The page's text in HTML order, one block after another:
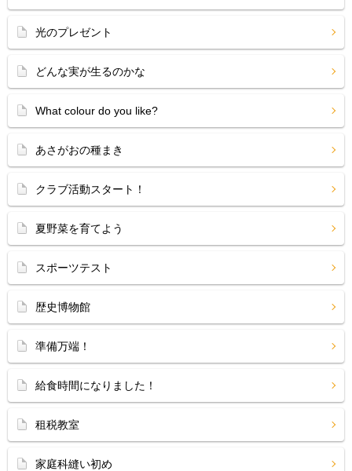
光のプレゼント
どんな実が生るのかな
What colour do you like?
あさがおの種まき
クラブ活動スタート！
夏野菜を育てよう
スポーツテスト
歴史博物館
準備万端！
給食時間になりました！
租税教室
家庭科縫い初め